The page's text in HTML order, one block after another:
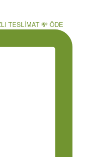
TESLİMAT 💸 ÖDE